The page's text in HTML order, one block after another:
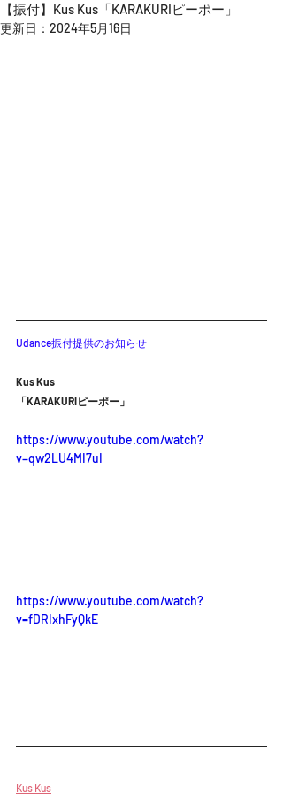
【振付】Kus Kus「KARAKURIピーポー」
更新日： 2024年5月16日
Udance振付提供のお知らせ
Kus Kus
「KARAKURIピーポー」
https://www.youtube.com/watch?
v=qw2LU4MI7uI
https://www.youtube.com/watch?
v=fDRIxhFyQkE
Kus Kus